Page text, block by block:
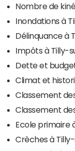
Nombre de
Inondations à
Délinquance à
Impôts à Tilly-
Dette et
Climat et
Classement
Classement
Ecole primaire
Crèches à